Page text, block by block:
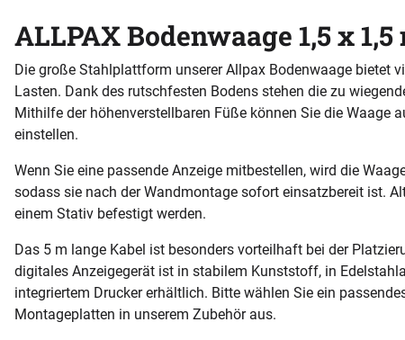
ALLPAX Bodenwaage 1,5 x 1,5
Die große Stahlplattform unserer Allpax Bodenwaage bietet
Lasten. Dank des rutschfesten Bodens stehen die zu
Mithilfe der höhenverstellbaren Füße können Sie die Waage
einstellen.
Wenn Sie eine passende Anzeige mitbestellen, wird die
sodass sie nach der Wandmontage sofort einsatzbereit ist.
einem Stativ befestigt werden.
Das 5 m lange Kabel ist besonders vorteilhaft bei der
digitales Anzeigegerät ist in stabilem Kunststoff, in
integriertem Drucker erhältlich. Bitte wählen Sie ein
Montageplatten in unserem Zubehör aus.